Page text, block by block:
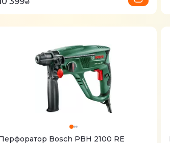
Bosch PBH 2100 RE